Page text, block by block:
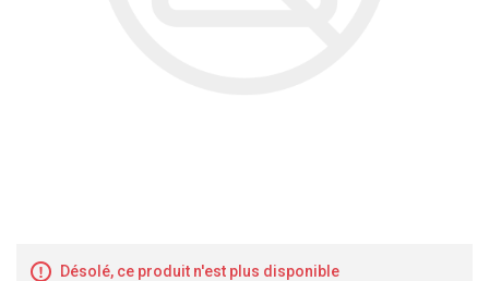
Désolé, ce produit n'est plus disponible